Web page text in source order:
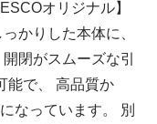
オリジナル】
かりした本体に、
開閉がスムーズな引
能で、 高品質か
なっています。
別